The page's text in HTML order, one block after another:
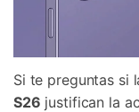
Si te preguntas si
S26 justifican la